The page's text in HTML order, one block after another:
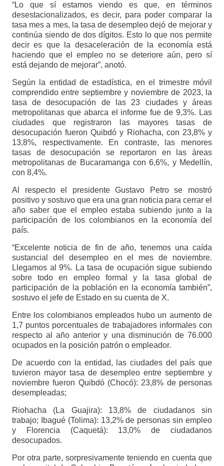
“Lo que sí estamos viendo es que, en términos
desestacionalizados, es decir, para poder comparar la
tasa mes a mes, la tasa de desempleo dejó de mejorar y
continúa siendo de dos dígitos. Esto lo que nos permite
decir es que la desaceleración de la economía está
haciendo que el empleo no se deteriore aún, pero sí
está dejando de mejorar”, anotó.
Según la entidad de estadística, en el trimestre móvil
comprendido entre septiembre y noviembre de 2023, la
tasa de desocupación de las 23 ciudades y áreas
metropolitanas que abarca el informe fue de 9,3%. Las
ciudades que registraron las mayores tasas de
desocupación fueron Quibdó y Riohacha, con 23,8% y
13,8%, respectivamente. En contraste, las menores
tasas de desocupación se reportaron en las áreas
metropolitanas de Bucaramanga con 6,6%, y Medellín,
con 8,4%.
Al respecto el presidente Gustavo Petro se mostró
positivo y sostuvo que era una gran noticia para cerrar el
año saber que el empleo estaba subiendo junto a la
participación de los colombianos en la economía del
país.
“Excelente noticia de fin de año, tenemos una caída
sustancial del desempleo en el mes de noviembre.
Llegamos al 9%. La tasa de ocupación sigue subiendo
sobre todo en empleo formal y la tasa global de
participación de la población en la economía también”,
sostuvo el jefe de Estado en su cuenta de X.
Entre los colombianos empleados hubo un aumento de
1,7 puntos porcentuales de trabajadores informales con
respecto al año anterior y una disminución de 76.000
ocupados en la posición patrón o empleador.
De acuerdo con la entidad, las ciudades del país que
tuvieron mayor tasa de desempleo entre septiembre y
noviembre fueron Quibdó (Chocó): 23,8% de personas
desempleadas;
Riohacha (La Guajira): 13,8% de ciudadanos sin
trabajo; Ibagué (Tolima): 13,2% de personas sin empleo
y Florencia (Caquetá): 13,0% de ciudadanos
desocupados.
Por otra parte, sorpresivamente teniendo en cuenta que